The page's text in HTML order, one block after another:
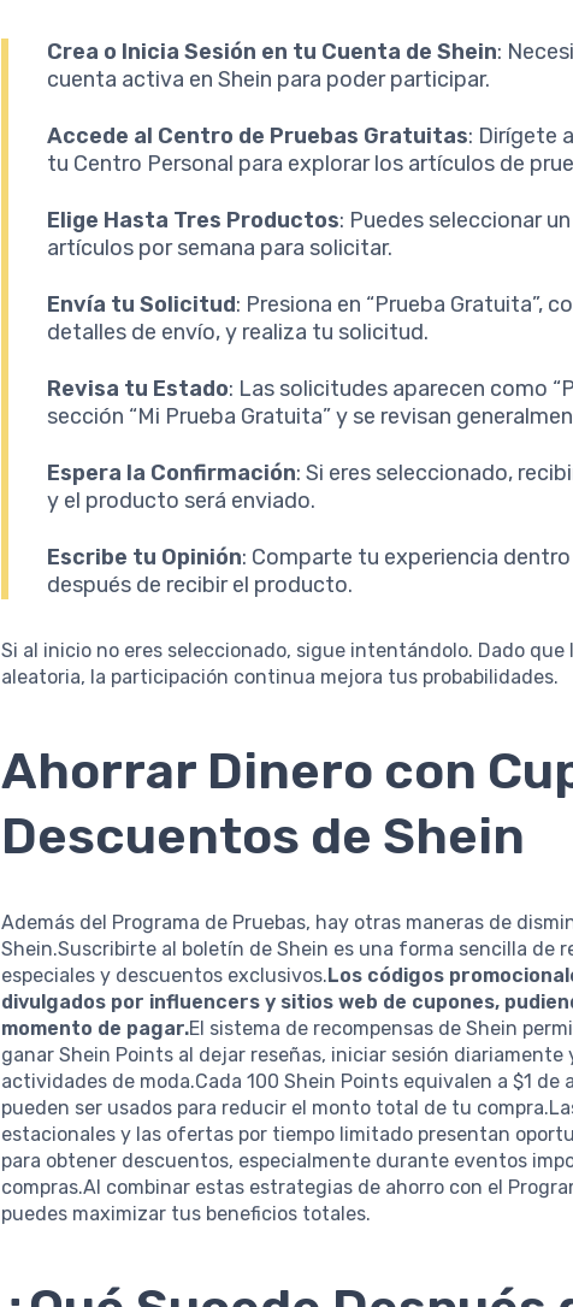
Crea o Inicia Sesión en tu Cuenta de Shein:
cuenta activa en Shein para poder participar.
Accede al Centro de Pruebas Gratuitas: Dirígete
tu Centro Personal para explorar los artículos de
Elige Hasta Tres Productos: Puedes seleccionar
artículos por semana para solicitar.
Envía tu Solicitud: Presiona en “Prueba Gratuita”,
detalles de envío, y realiza tu solicitud.
Revisa tu Estado: Las solicitudes aparecen como
sección “Mi Prueba Gratuita” y se revisan
Espera la Confirmación: Si eres seleccionado,
y el producto será enviado.
Escribe tu Opinión: Comparte tu experiencia dentro
después de recibir el producto.
Si al inicio no eres seleccionado, sigue intentándolo. Dado que
aleatoria, la participación continua mejora tus probabilidades.
Ahorrar Dinero con
Descuentos de Shein
Además del Programa de Pruebas, hay otras maneras de
Shein.Suscribirte al boletín de Shein es una forma sencilla de
especiales y descuentos exclusivos.Los códigos
divulgados por influencers y sitios web de cupones,
momento de pagar.El sistema de recompensas de Shein
ganar Shein Points al dejar reseñas, iniciar sesión diariamente
actividades de moda.Cada 100 Shein Points equivalen a $1 de
pueden ser usados para reducir el monto total de tu
estacionales y las ofertas por tiempo limitado presentan
para obtener descuentos, especialmente durante eventos
compras.Al combinar estas estrategias de ahorro con el
puedes maximizar tus beneficios totales.